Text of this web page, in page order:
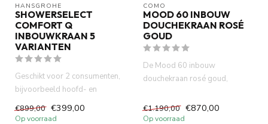
HANSGROHE
SHOWERSELECT
COMFORT Q
INBOUWKRAAN 5
VARIANTEN
Geschikt voor 2 consumenten,
bijvoorbeeld hoofd- en
€899,00 €399,00
Op voorraad
COMO
MOOD 60 INBOUW
DOUCHEKRAAN ROSÉ
GOUD
De Mood 60 inbouw
douchekraan rosé goud,
een prachti...
€1.190,00 €870,00
Op voorraad